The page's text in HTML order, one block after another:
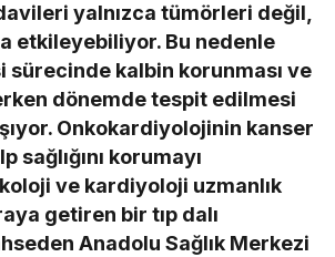
yalnızca tümörleri değil,
etkileyebiliyor. Bu nedenle
sürecinde kalbin korunması ve
dönemde tespit edilmesi
Onkokardiyolojinin kanser
sağlığını korumayı
ve kardiyoloji uzmanlık
getiren bir tıp dalı
Anadolu Sağlık Merkezi